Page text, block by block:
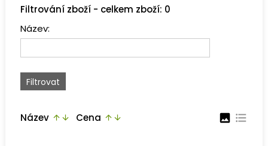
Filtrování zboží - celkem zboží: 0
Název:
Název arrow_upward arrow_downward Cena arrow_upward arrow_downward image format_list_bulleted